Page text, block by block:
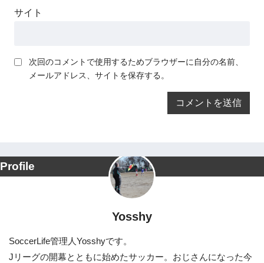
サイト
次回のコメントで使用するためブラウザーに自分の名前、
メールアドレス、サイトを保存する。
Profile
Yosshy
SoccerLife管理人Yosshyです。
Jリーグの開幕とともに始めたサッカー。おじさんになった今